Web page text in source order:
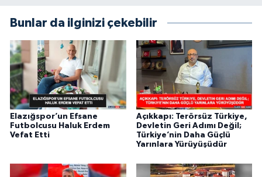
Bunlar da ilginizi çekebilir
Elazığspor’un Efsane
Futbolcusu Haluk Erdem
Vefat Etti
Açıkkapı: Terörsüz Türkiye,
Devletin Geri Adımı Değil;
Türkiye’nin Daha Güçlü
Yarınlara Yürüyüşüdür